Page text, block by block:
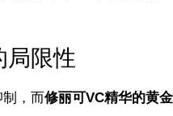
局限性
，而修丽可VC精华的黄金